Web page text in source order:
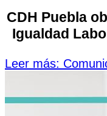
CDH Puebla
Igualdad
Leer más: